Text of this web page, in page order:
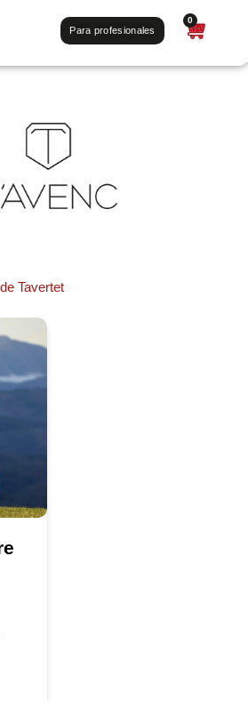
Para profesionales
0
Tavertet